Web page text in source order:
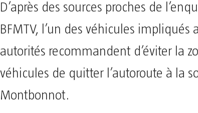
D’après des sources proches de
BFMTV, l’un des véhicules impliqués
autorités recommandent d’éviter la
véhicules de quitter l’autoroute à la
Montbonnot.